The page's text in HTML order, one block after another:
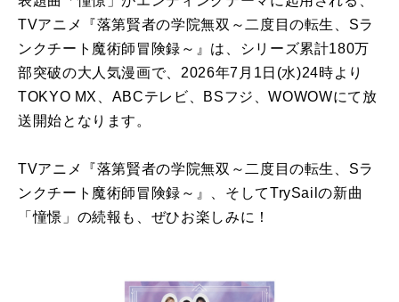
TVアニメ『落第賢者の学院無双～二度目の転生、Sラ
ンクチート魔術師冒険録～』は、シリーズ累計180万
部突破の大人気漫画で、2026年7月1日(水)24時より
TOKYO MX、ABCテレビ、BSフジ、WOWOWにて放
送開始となります。
TVアニメ『落第賢者の学院無双～二度目の転生、Sラ
ンクチート魔術師冒険録～』、そしてTrySailの新曲
「憧憬」の続報も、ぜひお楽しみに！